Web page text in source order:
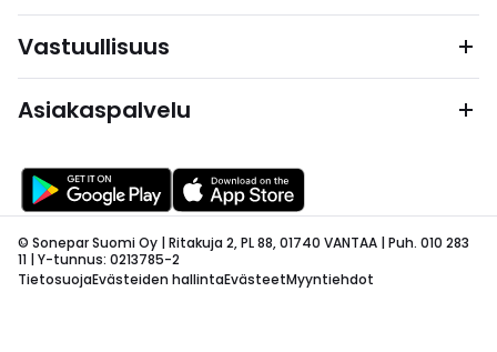
Vastuullisuus
Asiakaspalvelu
© Sonepar Suomi Oy | Ritakuja 2, PL 88, 01740 VANTAA | Puh. 010 283
11 | Y-tunnus: 0213785-2
TietosuojaEvästeiden hallintaEvästeetMyyntiehdot